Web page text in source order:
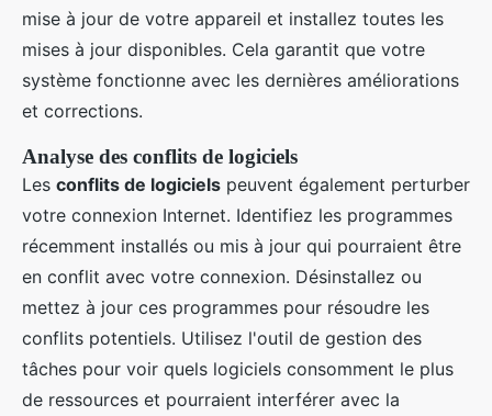
mise à jour de votre appareil et installez toutes les
mises à jour disponibles. Cela garantit que votre
système fonctionne avec les dernières améliorations
et corrections.
Analyse des conflits de logiciels
Les conflits de logiciels peuvent également perturber
votre connexion Internet. Identifiez les programmes
récemment installés ou mis à jour qui pourraient être
en conflit avec votre connexion. Désinstallez ou
mettez à jour ces programmes pour résoudre les
conflits potentiels. Utilisez l'outil de gestion des
tâches pour voir quels logiciels consomment le plus
de ressources et pourraient interférer avec la